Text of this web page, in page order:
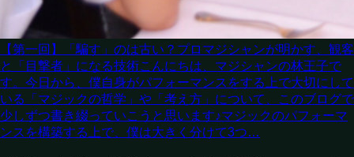
【第一回】「騙す」のは古い？プロマジシャンが明かす、観客
と「目撃者」になる技術こんにちは、マジシャンの林王子で
す。今日から、僕自身がパフォーマンスをする上で大切にして
いる「マジックの哲学」や「考え方」について、このブログで
少しずつ書き綴っていこうと思います♪マジックのパフォーマ
ンスを構築する上で、僕は大きく分けて3つ…